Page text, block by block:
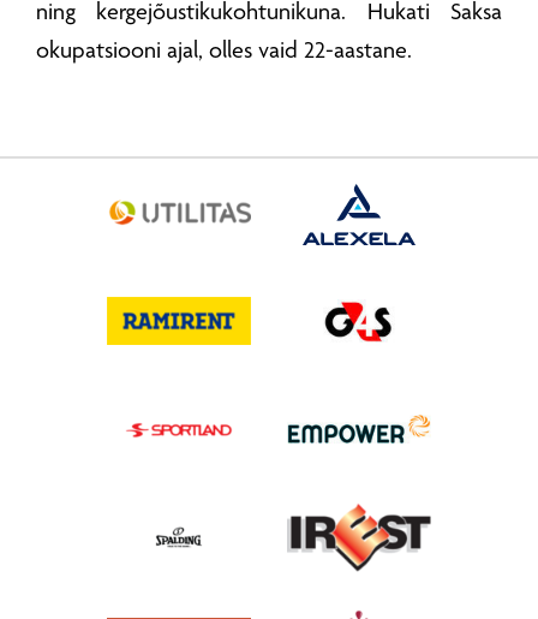
ning kergejõustikukohtunikuna. Hukati Saksa
okupatsiooni ajal, olles vaid 22-aastane.